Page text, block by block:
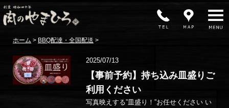
MENU
ホーム > BBQ配達・全国配送 >
2025/07/13
【事前予約】持ち込み皿盛りご
利用ください
写真映えする”皿盛り！”お任せください い